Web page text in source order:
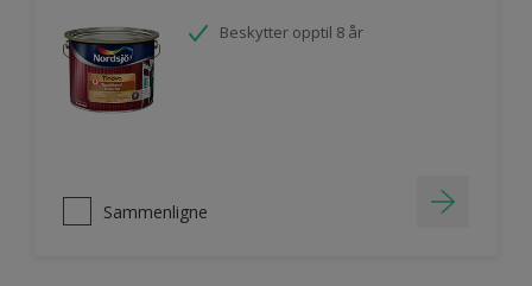
Beskytter opptil 8 år
Sammenligne